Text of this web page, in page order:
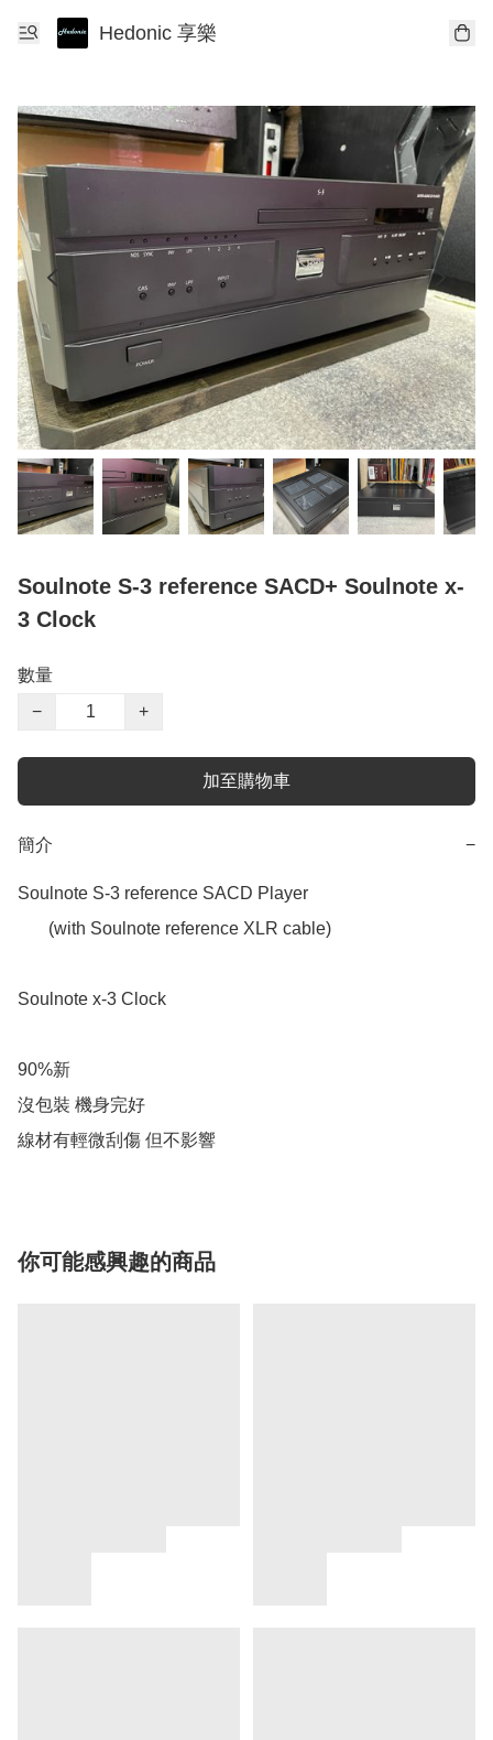
Hedonic 享樂
Soulnote S-3 reference SACD+ Soulnote x-
3 Clock
數量
−
+
加至購物車
簡介 −
Soulnote S-3 reference SACD Player
Soulnote x-3 Clock
90%新
沒包裝 機身完好
線材有輕微刮傷 但不影響
你可能感興趣的商品